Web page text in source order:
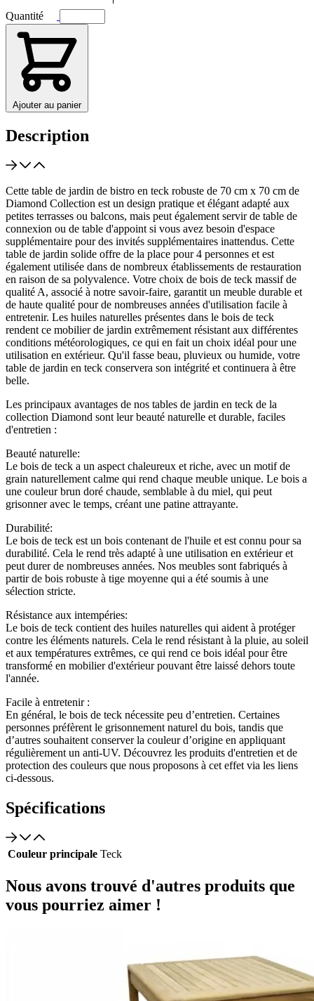
Quantité
Ajouter au panier
Description
Cette table de jardin de bistro en teck robuste de 70 cm x 70 cm de
Diamond Collection est un design pratique et élégant adapté aux
petites terrasses ou balcons, mais peut également servir de table de
connexion ou de table d'appoint si vous avez besoin d'espace
supplémentaire pour des invités supplémentaires inattendus. Cette
table de jardin solide offre de la place pour 4 personnes et est
également utilisée dans de nombreux établissements de restauration
en raison de sa polyvalence. Votre choix de bois de teck massif de
qualité A, associé à notre savoir-faire, garantit un meuble durable et
de haute qualité pour de nombreuses années d'utilisation facile à
entretenir. Les huiles naturelles présentes dans le bois de teck
rendent ce mobilier de jardin extrêmement résistant aux différentes
conditions météorologiques, ce qui en fait un choix idéal pour une
utilisation en extérieur. Qu'il fasse beau, pluvieux ou humide, votre
table de jardin en teck conservera son intégrité et continuera à être
belle.
Les principaux avantages de nos tables de jardin en teck de la
collection Diamond sont leur beauté naturelle et durable, faciles
d'entretien :
Beauté naturelle:
Le bois de teck a un aspect chaleureux et riche, avec un motif de
grain naturellement calme qui rend chaque meuble unique. Le bois a
une couleur brun doré chaude, semblable à du miel, qui peut
grisonner avec le temps, créant une patine attrayante.
Durabilité:
Le bois de teck est un bois contenant de l'huile et est connu pour sa
durabilité. Cela le rend très adapté à une utilisation en extérieur et
peut durer de nombreuses années. Nos meubles sont fabriqués à
partir de bois robuste à tige moyenne qui a été soumis à une
sélection stricte.
Résistance aux intempéries:
Le bois de teck contient des huiles naturelles qui aident à protéger
contre les éléments naturels. Cela le rend résistant à la pluie, au soleil
et aux températures extrêmes, ce qui rend ce bois idéal pour être
transformé en mobilier d'extérieur pouvant être laissé dehors toute
l'année.
Facile à entretenir :
En général, le bois de teck nécessite peu d’entretien. Certaines
personnes préfèrent le grisonnement naturel du bois, tandis que
d’autres souhaitent conserver la couleur d’origine en appliquant
régulièrement un anti-UV. Découvrez les produits d'entretien et de
protection des couleurs que nous proposons à cet effet via les liens
ci-dessous.
Spécifications
Couleur principale Teck
Nous avons trouvé d'autres produits que
vous pourriez aimer !